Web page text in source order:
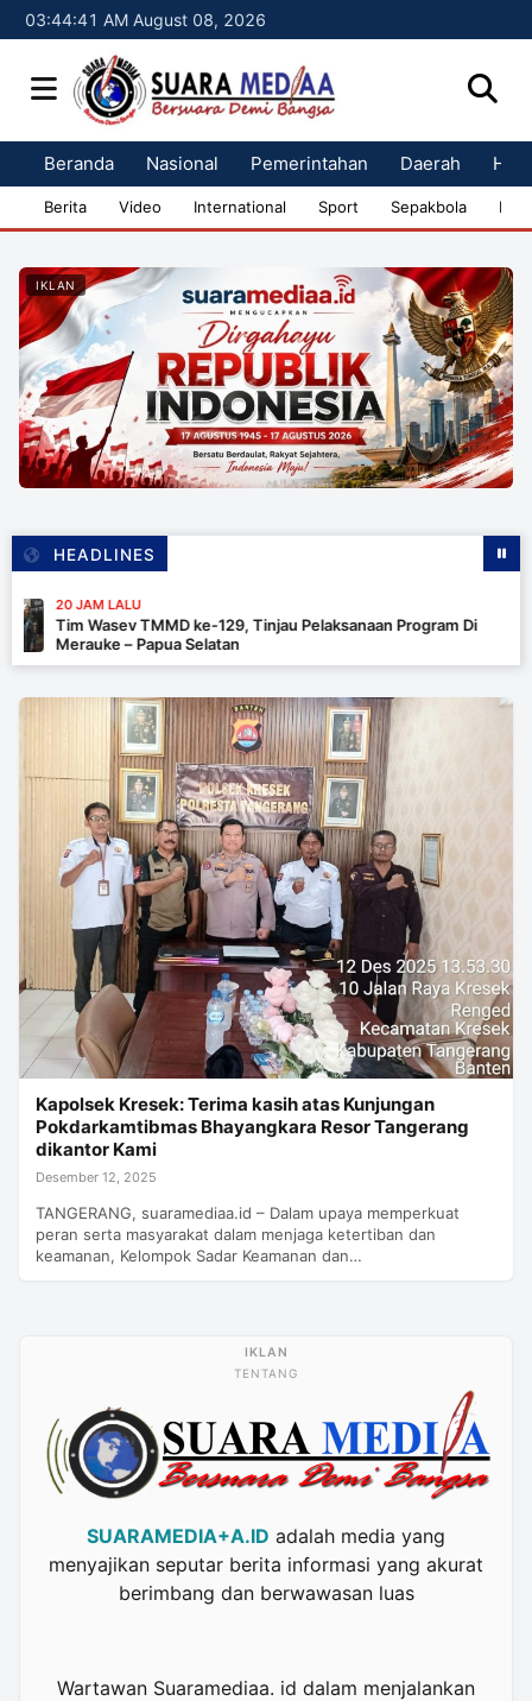
03:44:42 AM August 08, 2026
Beranda Nasional Pemerintahan Daerah
Berita Video International Sport Sepakbola
IKLAN
HEADLINES
20 JAM LALU
Tim Wasev TMMD ke-129, Tinjau Pelaksanaan Program Di
Merauke – Papua Selatan
Kapolsek Kresek: Terima kasih atas Kunjungan
Pokdarkamtibmas Bhayangkara Resor Tangerang
dikantor Kami
Desember 12, 2025
TANGERANG, suaramediaa.id – Dalam upaya memperkuat
peran serta masyarakat dalam menjaga ketertiban dan
keamanan, Kelompok Sadar Keamanan dan…
TENTANG
SUARAMEDIA+A.ID adalah media yang
menyajikan seputar berita informasi yang akurat
berimbang dan berwawasan luas
Wartawan Suaramediaa. id dalam menjalankan